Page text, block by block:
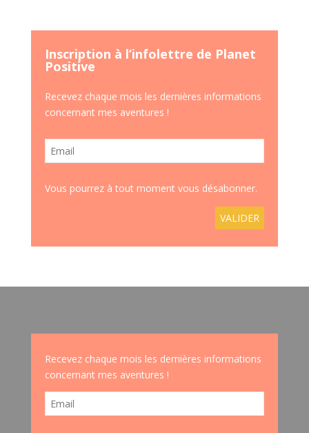
Inscription à l’infolettre de Planet
Positive
Recevez chaque mois les dernières informations
concernant mes aventures !
Vous pourrez à tout moment vous désabonner.
Recevez chaque mois les dernières informations
concernant mes aventures !